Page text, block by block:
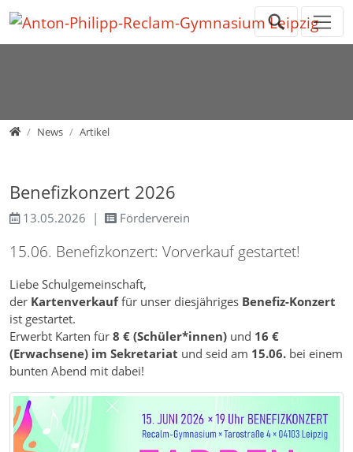
Direkt zur Hauptnavigation springen
Direkt zum Inhalt springen
HomeNews Artikel
Benefizkonzert 2026
13.05.2026 Förderverein
15.06. Benefizkonzert: Vorverkauf gestartet!
Liebe Schulgemeinschaft,
der Kartenverkauffür unser diesjähriges Benefiz-Konzert
ist gestartet.
Erwerbt Karten für 8 € (Schüler*innen) und 16 €
(Erwachsene) im Sekretariat und seid am 15.06. bei einem
bunten Abend mit dabei!